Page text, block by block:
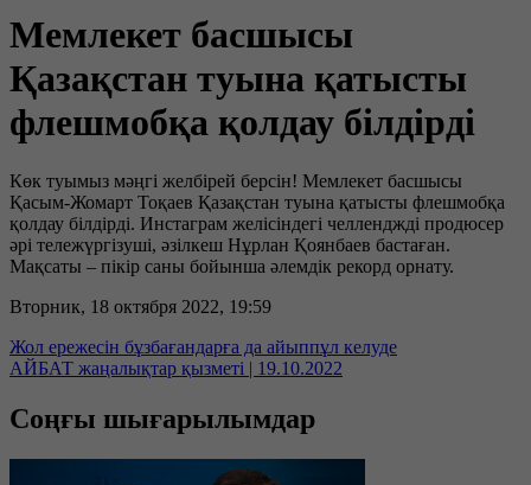
Мемлекет басшысы
Қазақстан туына қатысты
флешмобқа қолдау білдірді
Көк туымыз мәңгі желбірей берсін! Мемлекет басшысы
Қасым-Жомарт Тоқаев Қазақстан туына қатысты флешмобқа
қолдау білдірді. Инстаграм желісіндегі челленджді продюсер
әрі тележүргізуші, әзілкеш Нұрлан Қоянбаев бастаған.
Мақсаты – пікір саны бойынша әлемдік рекорд орнату.
Вторник, 18 октября 2022, 19:59
Жол ережесін бұзбағандарға да айыппұл келуде
АЙБАТ жаңалықтар қызметі | 19.10.2022
Соңғы шығарылымдар